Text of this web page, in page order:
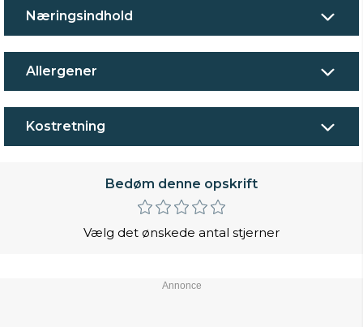
Næringsindhold
Allergener
Kostretning
Bedøm denne opskrift
Vælg det ønskede antal stjerner